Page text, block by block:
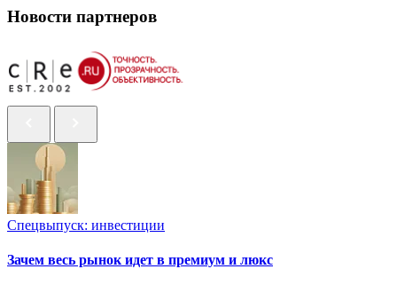
Новости партнеров
Спецвыпуск: инвестиции
Зачем весь рынок идет в премиум и люкс